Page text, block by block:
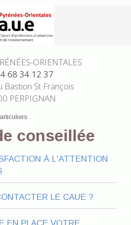
ORIENTALES
68 34 12 37
Bastion St François
PERPIGNAN
conseillée
À L'ATTENTION
LE CAUE ?